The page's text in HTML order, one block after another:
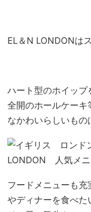
EL＆N LONDONは
ハート型のホイップ
全開のホールケーキ
なかわいらしいもの
フードメニューも
やディナーを食べた